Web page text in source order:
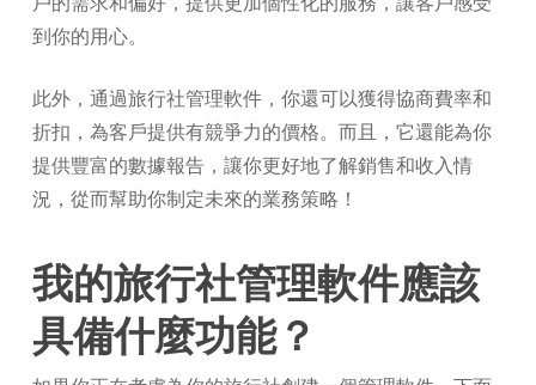
到你的用心。
此外，通過旅行社管理軟件，你還可以獲得協商費率和
折扣，為客戶提供有競爭力的價格。而且，它還能為你
提供豐富的數據報告，讓你更好地了解銷售和收入情
況，從而幫助你制定未來的業務策略！
我的旅行社管理軟件應該
具備什麼功能？